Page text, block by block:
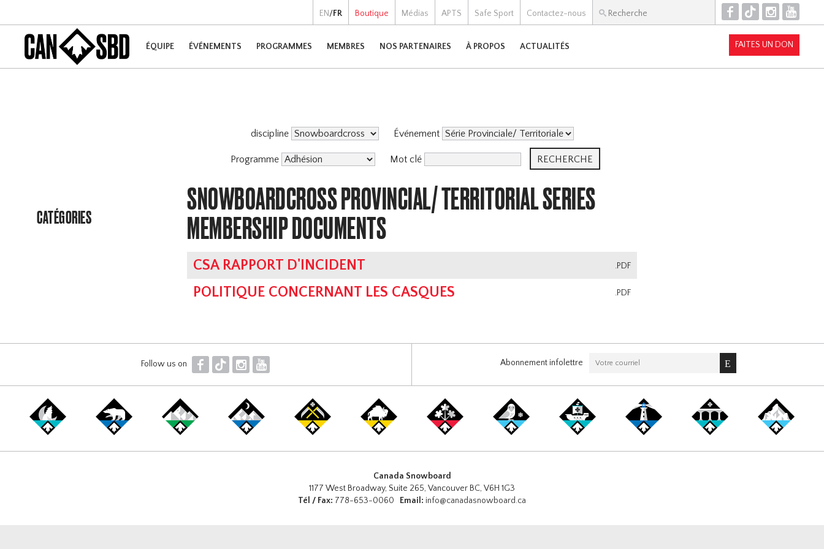
EN/FR Boutique Médias APTS Safe Sport Contactez-nous F T I Y
ÉQUIPE ÉVÉNEMENTS PROGRAMMES MEMBRES NOS PARTENAIRES À PROPOS ACTUALITÉS FAITES UN DON
CATÉGORIES
discipline Événement
Programme Mot clé
SNOWBOARDCROSS PROVINCIAL/ TERRITORIAL SERIES
MEMBERSHIP DOCUMENTS
.PDF
CSA RAPPORT D'INCIDENT
.PDF
POLITIQUE CONCERNANT LES CASQUES
Follow us on F T I Y Abonnement infolettre
Canada Snowboard
1177 West Broadway, Suite 265, Vancouver BC, V6H 1G3
Tél / Fax: 778-653-0060 Email: info@canadasnowboard.ca